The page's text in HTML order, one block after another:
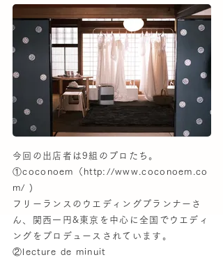
今回の出店者は9組のプロたち。
①coconoem（ http://www.coconoem.co
m/ )
フリーランスのウエディングプランナーさ
ん、関西一円&東京を中心に全国でウエディ
ングをプロデュースされています。
②lecture de minuit